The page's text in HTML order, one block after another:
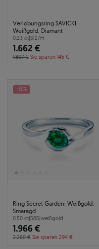
Verlobungsring SAVICKI:
Weißgold, Diamant
0.23 ct|SI2/H
1.662 €
1.807 € Sie sparen 145 €
-13%
Ring Secret Garden: Weißgold,
Smaragd
0.50 ct|585|weißgold
1.966 €
2.260 € Sie sparen 294 €